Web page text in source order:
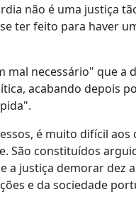
não é uma justiça
ter feito para haver
mal necessário" que
acabando depois
é muito difícil
São constituídos
a justiça demorar dez
e da sociedade